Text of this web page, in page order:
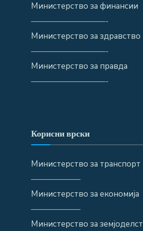
Министерство за финансии
—————————-
Министерство за здравство
—————————-
Министерство за правда
—————————-
Корисни врски
Министерство за транспорт
——————
Министерство за економија
——————
Министерство за